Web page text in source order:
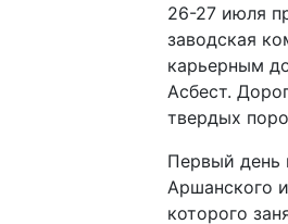
26-27 июля
заводская
карьерным
Асбест.
твердых
Первый день
Аршанского
которого